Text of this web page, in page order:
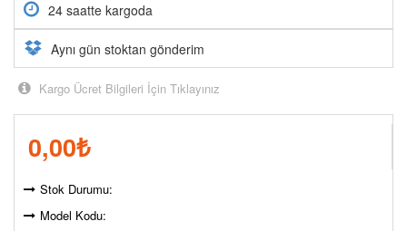
24 saatte kargoda
Aynı gün stoktan gönderim
Kargo Ücret Bilgileri İçin Tıklayınız
0,00₺
Stok Durumu:
Model Kodu: